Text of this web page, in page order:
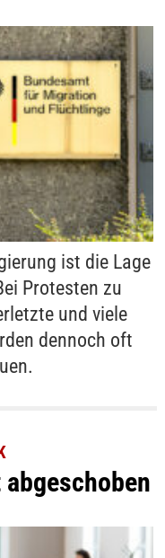
ist die Lage
Protesten zu
und viele
dennoch oft